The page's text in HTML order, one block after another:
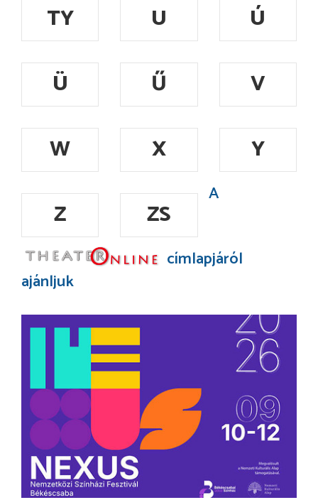
TY
U
Ú
Ü
Ű
V
W
X
Y
Z
ZS
A
címlapjáról
ajánljuk